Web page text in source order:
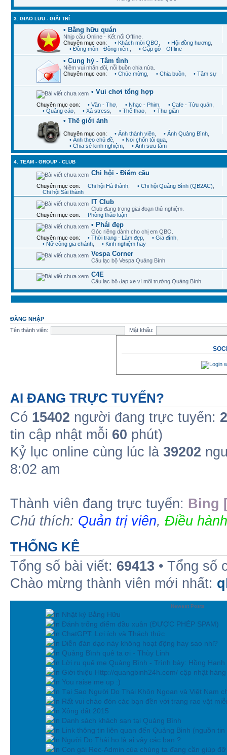
3. GIAO LƯU - GIẢI TRÍ
• Bằng hữu quán
Nhịp cầu Online - Kết nối Offline.
Chuyên mục con:
• Khách mời QBO • Hội đồng hương
• Đồng môn - Đồng niên.
• Gặp gỡ - Offline
• Cung hỷ - Tâm tình
Niềm vui nhân đôi, nỗi buồn chia nửa.
Chuyên mục con:
• Chúc mừng • Chia buồn • Tâm sự
• Vui chơi tổng hợp
Chuyên mục con: • Văn - Thơ • Nhạc - Phim • Cafe - Tửu quán
• Quảng cáo
• Xả stress • Thể thao • Thư giãn
• Thế giới ảnh
Chuyên mục con: • Ảnh thành viên • Ảnh Quảng Bình
• Ảnh theo chủ đề
• Nơi chốn tôi qua
• Chia sẻ kinh nghiệm
• Ảnh sưu tầm
4. TEAM - GROUP - CLUB
Chi hội - Điểm cầu
Chuyên mục con: Chi hội Hà thành • Chi hội Quảng Bình (QB2AC)
Chi hội Sài thành
IT Club
Club đang trong giai đoạn thử nghiệm.
Chuyên mục con:
Phòng thảo luận
• Phái đẹp
Góc riêng dành cho chị em QBO.
Chuyên mục con:
• Thời trang - Làm đẹp • Gia đình
• Nữ công gia chánh
• Kinh nghiệm hay
Vespa Corner
Câu lạc bộ Vespa Quảng Bình
C4E
Câu lạc bộ đạp xe vì môi trường Quảng Bình
ĐĂNG NHẬP
Tên thành viên:
Mật khẩu:
AI ĐANG TRỰC TUYẾN?
Có 15402 người đang trực tuyến: 2
tin cập nhật mỗi 60 phút)
Kỷ lục online cùng lúc là 39202
8:02 am
Thành viên đang trực tuyến: Bing
Chú thích: Quản trị viên, Điều
THỐNG KÊ
Tổng số bài viết: 69413 • Tổng số
Chào mừng thành viên mới nhất:
Newest Posts
In Nhật ký Bằng Hữu
In Đánh trống điểm đầu xuân (ĐƯỢC PHÉP SPAM)
In ChatGPT: Lợi ích và Thách thức
In Diễn đàn dạo này không hoạt động hay sao nhỉ?
In Quảng Bình quê ta ơi - Thùy Linh
In Lời ru quê mẹ Quảng Bình - Trình bày: Hồng Hạnh
In Giới thiệu Http://quangbinh24h.com/ cập nhật
In You raise me up :)
In Tại Sao Người Do Thái Khôn Ngoan và Việt Nam
In Rất vui chào đón các bạn đền với trang rao vặt
In Xông đất 2015
In Danh sách khách sạn tại Quảng Bình
In Link thông tin liên quan đến Quảng Binh (nguồn tin
In Người Do Thái họ là ai vậy các bạn ?
In Con gái Rec-Admin của chúng ta đang cần giúp